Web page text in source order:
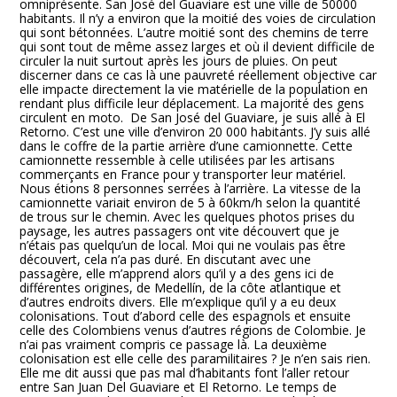
omniprésente. San José del Guaviare est une ville de 50000
habitants. Il n’y a environ que la moitié des voies de circulation
qui sont bétonnées. L’autre moitié sont des chemins de terre
qui sont tout de même assez larges et où il devient difficile de
circuler la nuit surtout après les jours de pluies. On peut
discerner dans ce cas là une pauvreté réellement objective car
elle impacte directement la vie matérielle de la population en
rendant plus difficile leur déplacement. La majorité des gens
circulent en moto. De San José del Guaviare, je suis allé à El
Retorno. C’est une ville d’environ 20 000 habitants. J’y suis allé
dans le coffre de la partie arrière d’une camionnette. Cette
camionnette ressemble à celle utilisées par les artisans
commerçants en France pour y transporter leur matériel.
Nous étions 8 personnes serrées à l’arrière. La vitesse de la
camionnette variait environ de 5 à 60km/h selon la quantité
de trous sur le chemin. Avec les quelques photos prises du
paysage, les autres passagers ont vite découvert que je
n’étais pas quelqu’un de local. Moi qui ne voulais pas être
découvert, cela n’a pas duré. En discutant avec une
passagère, elle m’apprend alors qu’il y a des gens ici de
différentes origines, de Medellín, de la côte atlantique et
d’autres endroits divers. Elle m’explique qu’il y a eu deux
colonisations. Tout d’abord celle des espagnols et ensuite
celle des Colombiens venus d’autres régions de Colombie. Je
n’ai pas vraiment compris ce passage là. La deuxième
colonisation est elle celle des paramilitaires ? Je n’en sais rien.
Elle me dit aussi que pas mal d’habitants font l’aller retour
entre San Juan Del Guaviare et El Retorno. Le temps de